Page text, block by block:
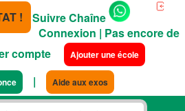
!
Suivre Chaîne
Connexion | Pas encore de
compte Ajouter une école
| Aide aux exos